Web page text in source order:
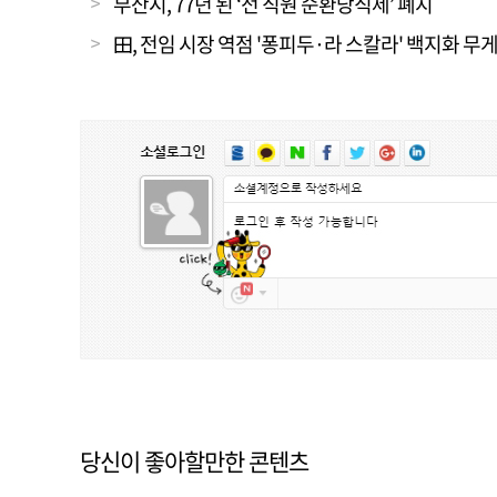
田, 전임 시장 역점 '퐁피두·라 스칼라' 백지화 무게
당신이 좋아할만한 콘텐츠